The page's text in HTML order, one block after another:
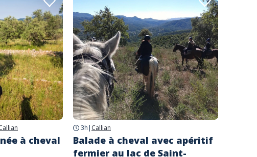
à cheval
3h | Callian
Balade à cheval avec apéritif
fermier au lac de Saint-